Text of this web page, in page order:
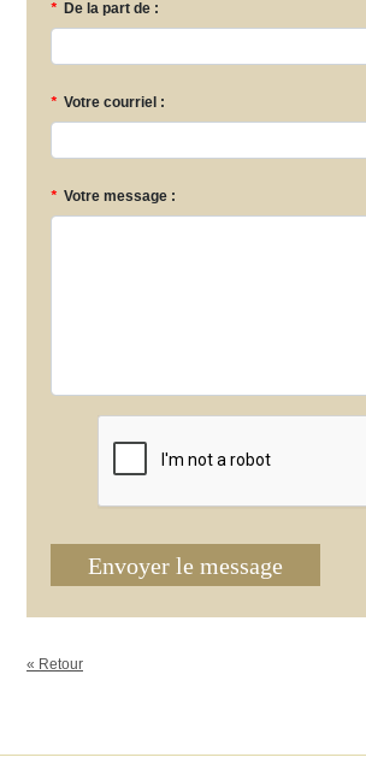
* De la part de :
* Votre courriel :
* Votre message :
Envoyer le message
« Retour